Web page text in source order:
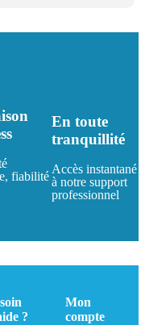
fiabilité
En toute
tranquillité
Accès instantané
à notre support
professionnel
?
Mon
compte